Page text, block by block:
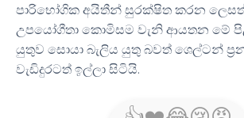
පාරිභෝගික අයිතීන් සුරක්ෂිත කරන
උපයෝගීතා කොමිසම වැනි ආයතන මේ
යුතුව සොයා බැලිය යුතු බවත් ශෙල්ටන්
වැඩිදුරටත් ඉල්ලා සිටියි.